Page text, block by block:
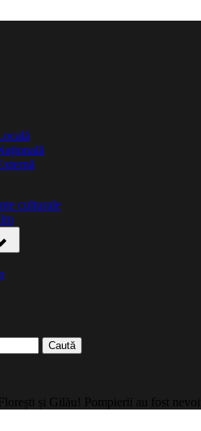
culturale
și Gilău! Pompierii au fost